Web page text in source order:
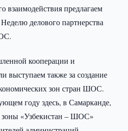
взаимодействия предлагаем
делового партнерства
кооперации и
выступаем также за создание
зон стран ШОС.
году здесь, в Самарканде,
зоны «Узбекистан – ШОС»